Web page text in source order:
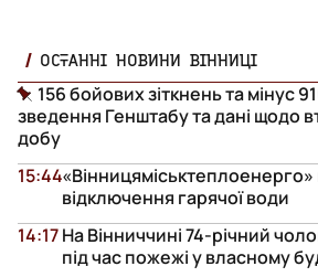
ОСТАННІ НОВИНИ ВІННИЦІ
156 бойових зіткнень та мінус
зведення Генштабу та дані щодо
добу
відключення гарячої води
15:44
На Вінниччині 74-річний
під час пожежі у власному
14:17